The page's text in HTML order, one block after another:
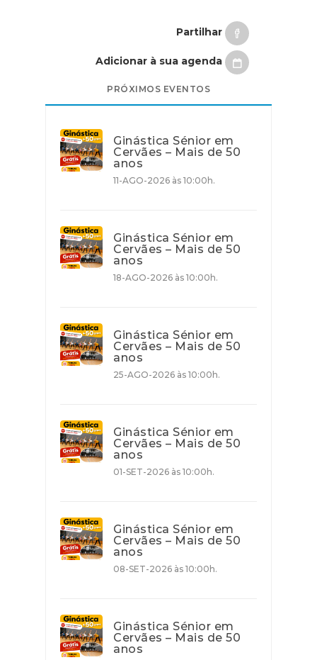
Partilhar
Adicionar à sua agenda
PRÓXIMOS EVENTOS
Ginástica Sénior em
Cervães – Mais de 50
anos
11-AGO-2026 às 10:00h.
Ginástica Sénior em
Cervães – Mais de 50
anos
18-AGO-2026 às 10:00h.
Ginástica Sénior em
Cervães – Mais de 50
anos
25-AGO-2026 às 10:00h.
Ginástica Sénior em
Cervães – Mais de 50
anos
01-SET-2026 às 10:00h.
Ginástica Sénior em
Cervães – Mais de 50
anos
08-SET-2026 às 10:00h.
Ginástica Sénior em
Cervães – Mais de 50
anos